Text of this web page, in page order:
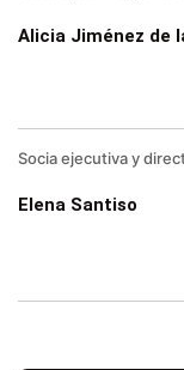
Alicia Jiménez de
Socia ejecutiva y
Elena Santiso